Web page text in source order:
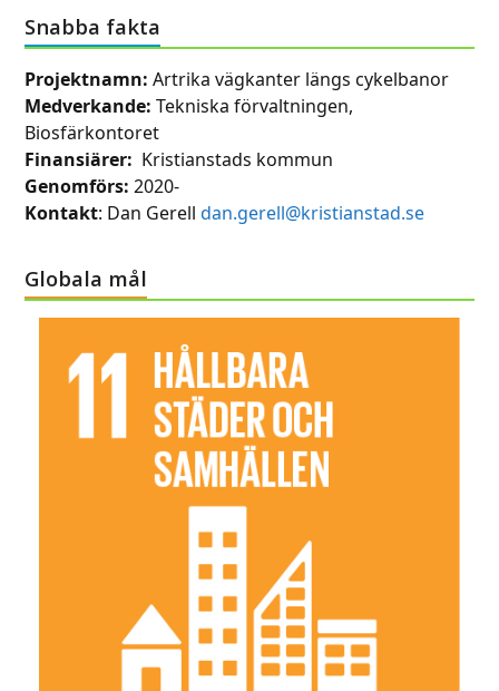
Snabba fakta
Projektnamn:Artrika vägkanter längs cykelbanor
Medverkande:Tekniska förvaltningen,
Biosfärkontoret
Finansiärer: Kristianstads kommun
Genomförs: 2020-
Kontakt: Dan Gerelldan.gerell@kristianstad.se
Globala mål